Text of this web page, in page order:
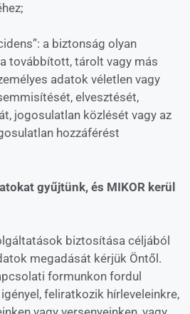
a biztonság olyan
továbbított, tárolt vagy más
adatok véletlen vagy
elvesztését,
jogosulatlan közlését vagy az
hozzáférést
gyűjtünk, és MIKOR kerül
biztosítása céljából
megadását kérjük Öntől.
formunkon fordul
feliratkozik hírleveleinkre,